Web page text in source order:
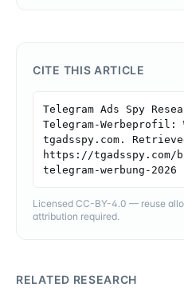
CITE THIS ARTICLE
Telegram Ads Spy
Telegram-Werbeprofil:
tgadsspy.com.
https://tgadsspy.com/
telegram-werbung-2026
Licensed CC-BY-4.0 — reuse
attribution required.
RELATED RESEARCH